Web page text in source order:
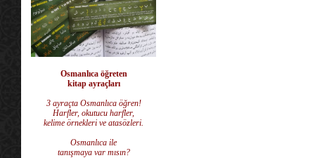
Osmanlıca öğreten
kitap ayraçları
3 ayraçta Osmanlıca öğren!
Harfler, okutucu harfler,
kelime örnekleri ve atasözleri.
Osmanlıca ile
tanışmaya var mısın?